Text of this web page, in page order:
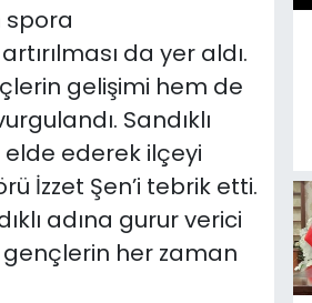
spora
da yer aldı.
gelişimi hem de
Sandıklı
elde ederek ilçeyi
İzzet Şen’i tebrik etti.
adına gurur verici
her zaman